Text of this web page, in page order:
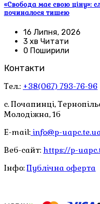
«Свобода має свою ціну»:
починалося тишею
16 Липня, 2026
3 хв Читати
0 Поширили
Контакти
Тел.: +38(067) 793-76-96
с. Почапинці,
Молодіжна, 1б
E-mail: info@p-
Веб-сайт: https://p-
Інфо:Публічна оферта